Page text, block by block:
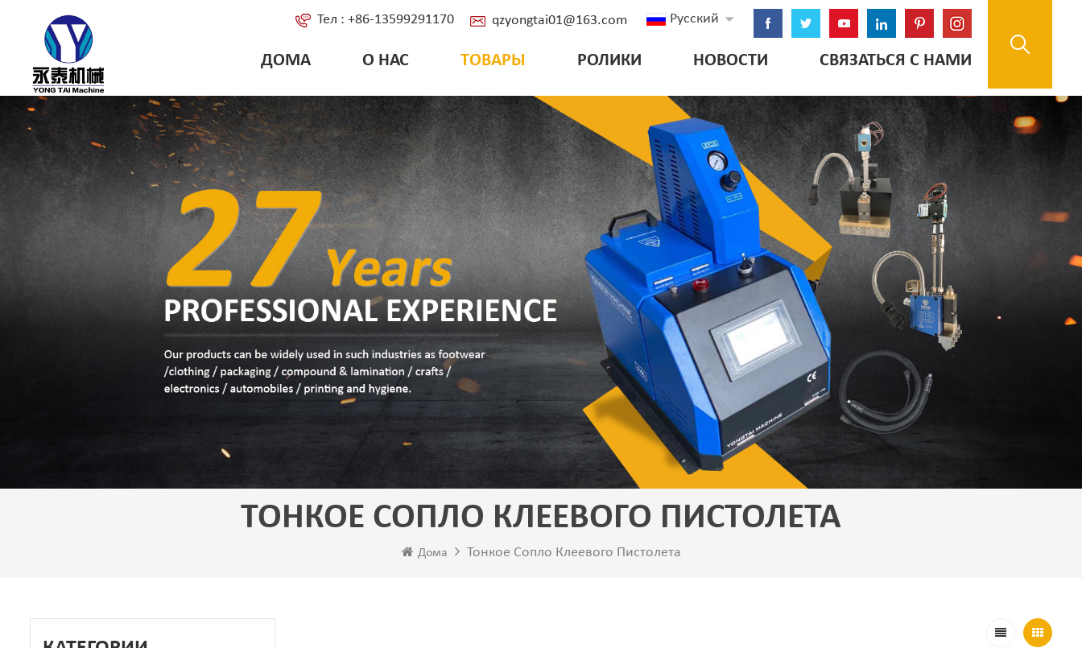
Русский
Тел : +86-13599291170 qzyongtai01@163.com
ДОМА О НАС ТОВАРЫ РОЛИКИ НОВОСТИ СВЯЗАТЬСЯ С НАМИ
ТОНКОЕ СОПЛО КЛЕЕВОГО ПИСТОЛЕТА
Дома Тонкое Сопло Клеевого Пистолета